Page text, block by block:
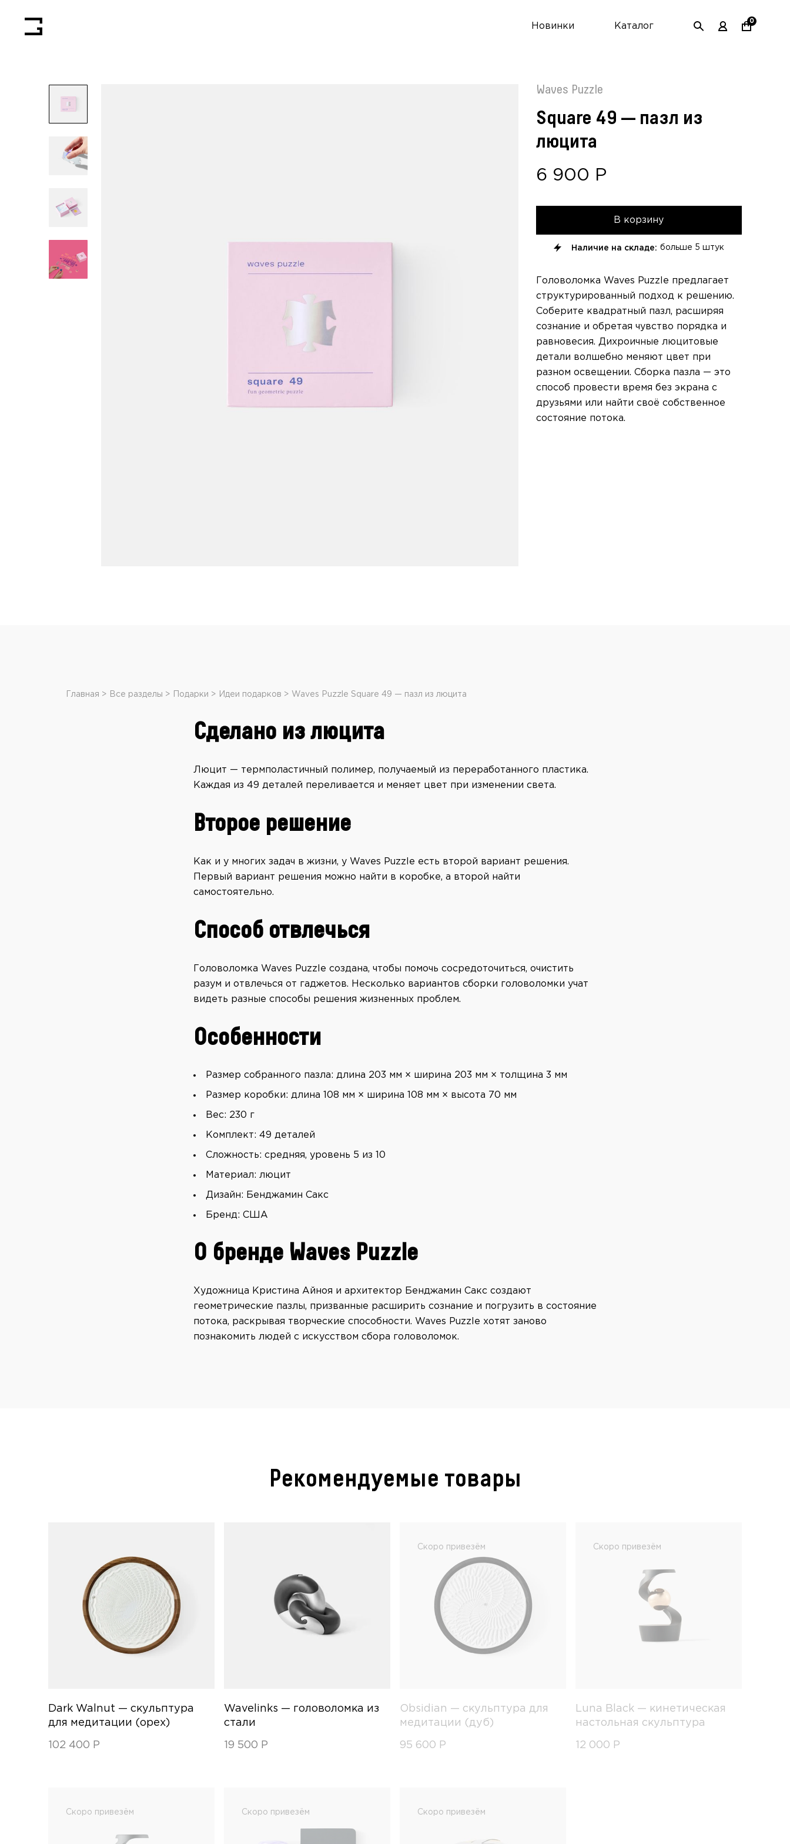
Новинки Каталог
0
Waves Puzzle
Square 49 — пазл из
люцита
6 900 Р
В корзину
Наличие на складе: больше 5 штук
Головоломка Waves Puzzle предлагает
структурированный подход к решению.
Соберите квадратный пазл, расширяя
сознание и обретая чувство порядка и
равновесия. Дихроичные люцитовые
детали волшебно меняют цвет при
разном освещении. Сборка пазла — это
способ провести время без экрана с
друзьями или найти своё собственное
состояние потока.
Главная Все разделы Подарки Идеи подарков Waves Puzzle Square 49 — пазл из люцита
Сделано из люцита
Люцит — термполастичный полимер, получаемый из переработанного пластика.
Каждая из 49 деталей переливается и меняет цвет при изменении света.
Второе решение
Как и у многих задач в жизни, у Waves Puzzle есть второй вариант решения.
Первый вариант решения можно найти в коробке, а второй найти
самостоятельно.
Способ отвлечься
Головоломка Waves Puzzle создана, чтобы помочь сосредоточиться, очистить
разум и отвлечься от гаджетов. Несколько вариантов сборки головоломки учат
видеть разные способы решения жизненных проблем.
Особенности
Размер собранного пазла: длина 203 мм × ширина 203 мм × толщина 3 мм
Размер коробки: длина 108 мм × ширина 108 мм × высота 70 мм
Вес: 230 г
Комплект: 49 деталей
Сложность: средняя, уровень 5 из 10
Материал: люцит
Дизайн: Бенджамин Сакс
Бренд: США
О бренде Waves Puzzle
Художница Кристина Айноя и архитектор Бенджамин Сакс создают
геометрические пазлы, призванные расширить сознание и погрузить в состояние
потока, раскрывая творческие способности. Waves Puzzle хотят заново
познакомить людей с искусством сбора головоломок.
Рекомендуемые товары
Dark Walnut — скульптура
для медитации (орех)
102 400 Р
Wavelinks — головоломка из
стали
19 500 Р
Скоро привезём
Obsidian — скульптура для
медитации (дуб)
95 600 Р
Скоро привезём
Luna Black — кинетическая
настольная скульптура
12 000 Р
Скоро привезём Скоро привезём Скоро привезём